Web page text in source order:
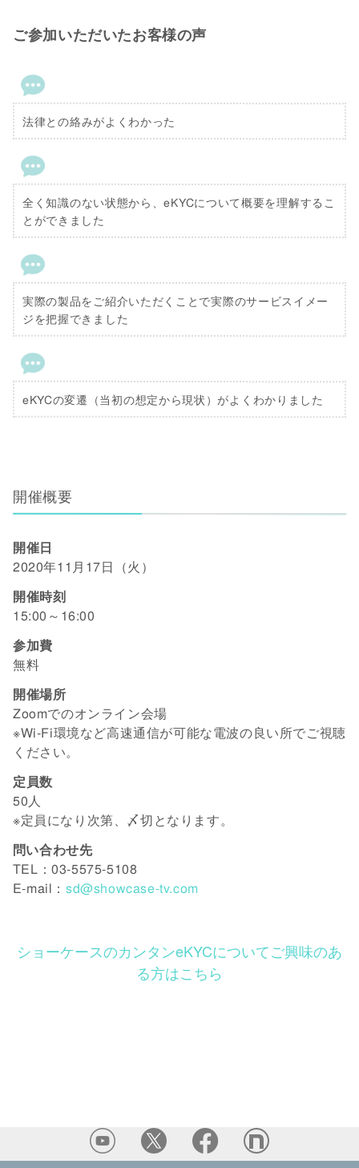
ご参加いただいたお客様の声
法律との絡みがよくわかった
全く知識のない状態から、eKYCについて概要を理解するこ
とができました
実際の製品をご紹介いただくことで実際のサービスイメー
ジを把握できました
eKYCの変遷（当初の想定から現状）がよくわかりました
開催概要
開催日
2020年11月17日（火）
開催時刻
15:00～16:00
参加費
無料
開催場所
Zoomでのオンライン会場
※Wi-Fi環境など高速通信が可能な電波の良い所でご視聴
ください。
定員数
50人
※定員になり次第、〆切となります。
問い合わせ先
TEL：03-5575-5108
E-mail：sd@showcase-tv.com
ショーケースのカンタンeKYCについてご興味のあ
る方はこちら